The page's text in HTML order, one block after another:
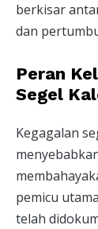
berkisar
dan
Peran
Segel
Kegagalan
pemicu
telah